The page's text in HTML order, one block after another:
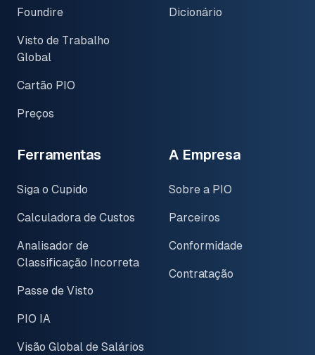
Foundire
Visto de Trabalho
Global
Cartão PIO
Preços
Dicionário
Ferramentas
Siga o Cupido
Calculadora de Custos
Analisador de
Classificação Incorreta
Passe de Visto
PIO IA
Visão Global de Salários
A Empresa
Sobre a PIO
Parceiros
Conformidade
Contratação